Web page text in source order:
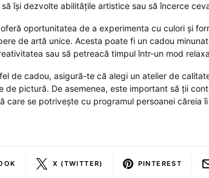
își dezvolte abilitățile artistice sau să încerce
oportunitatea de a experimenta cu culori și
de artă unice. Acesta poate fi un cadou
sau să petreacă timpul într-un mod
de cadou, asigură-te că alegi un atelier de
de pictură. De asemenea, este important să ții
care se potrivește cu programul persoanei căreia
X (TWITTER) PINTEREST